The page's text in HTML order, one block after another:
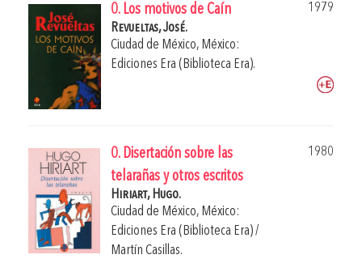
0. Los motivos de Caín
1979
Revueltas, José.
Ciudad de México, México:
Ediciones Era (Biblioteca Era).
0. Disertación sobre las
telarañas y otros escritos
1980
Hiriart, Hugo.
Ciudad de México, México:
Ediciones Era (Biblioteca Era) /
Martín Casillas.